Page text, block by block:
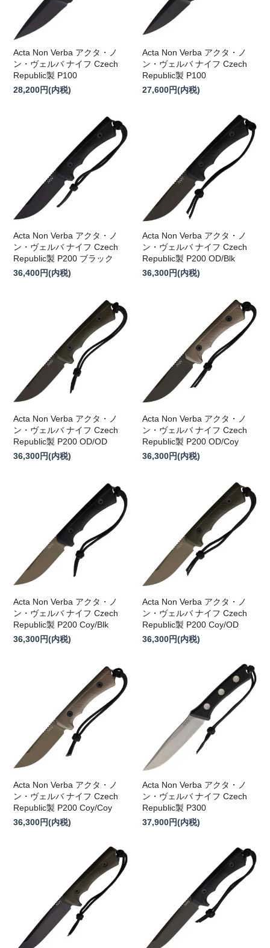
Acta Non Verba アクタ・ノ
ン・ヴェルバ ナイフ Czech
Republic製 P100
28,200円(内税)
Acta Non Verba アクタ・ノ
ン・ヴェルバ ナイフ Czech
Republic製 P100
27,600円(内税)
Acta Non Verba アクタ・ノ
ン・ヴェルバ ナイフ Czech
Republic製 P200 ブラック
36,400円(内税)
Acta Non Verba アクタ・ノ
ン・ヴェルバ ナイフ Czech
Republic製 P200 OD/Blk
36,300円(内税)
Acta Non Verba アクタ・ノ
ン・ヴェルバ ナイフ Czech
Republic製 P200 OD/OD
36,300円(内税)
Acta Non Verba アクタ・ノ
ン・ヴェルバ ナイフ Czech
Republic製 P200 OD/Coy
36,300円(内税)
Acta Non Verba アクタ・ノ
ン・ヴェルバ ナイフ Czech
Republic製 P200 Coy/Blk
36,300円(内税)
Acta Non Verba アクタ・ノ
ン・ヴェルバ ナイフ Czech
Republic製 P200 Coy/OD
36,300円(内税)
Acta Non Verba アクタ・ノ
ン・ヴェルバ ナイフ Czech
Republic製 P200 Coy/Coy
36,300円(内税)
Acta Non Verba アクタ・ノ
ン・ヴェルバ ナイフ Czech
Republic製 P300
37,900円(内税)